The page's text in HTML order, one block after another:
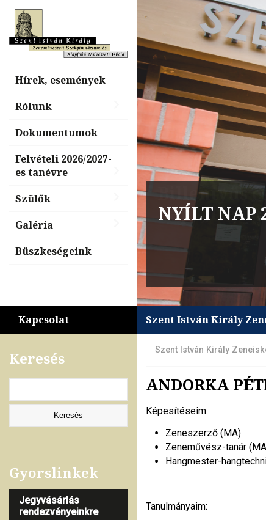
Hírek, események
Rólunk
Dokumentumok
Felvételi 2026/2027-
es tanévre
Szülők
Galéria
Büszkeségeink
Billentyűs
nap, „Tiéd a
Kapcsolat Szent István Király
Szent István Király
ANDORKA
Képesítéseim:
Zeneszerző (MA)
Zeneművész-tanár
Hangmester-
Tanulmányaim:
Keresés
Gyorslinkek
Jegyvásárlás
rendezvényeinkre